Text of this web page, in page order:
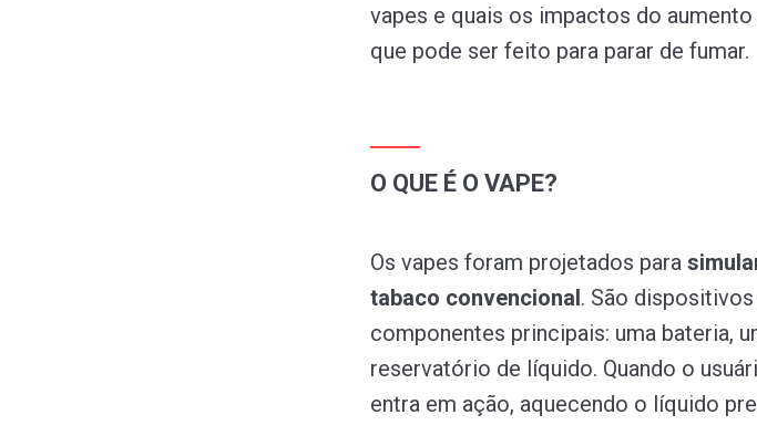
vapes e quais os impactos do
que pode ser feito para parar de fumar.
O QUE É O VAPE?
Os vapes foram projetados para
tabaco convencional. São
componentes principais: uma bateria,
reservatório de líquido. Quando o
entra em ação, aquecendo o líquido